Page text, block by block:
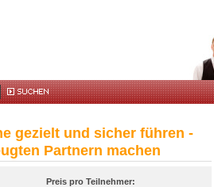
gezielt und sicher führen -
Partnern machen
Preis pro Teilnehmer: